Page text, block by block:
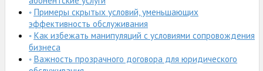
Примеры скрытых условий, уменьшающих
эффективность обслуживания
Как избежать манипуляций с условиями сопровождения
бизнеса
Важность прозрачного договора для юридического